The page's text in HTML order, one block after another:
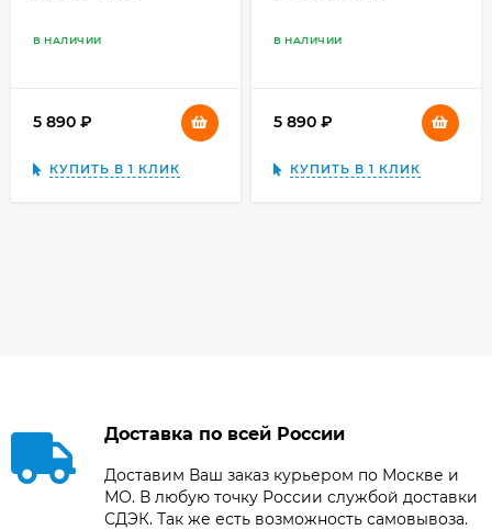
В НАЛИЧИИ
5 890
КУПИТЬ В 1 КЛИК
В НАЛИЧИИ
5 890
КУПИТЬ В 1 КЛИК
Доставка по всей России
Доставим Ваш заказ курьером по Москве и
МО. В любую точку России службой доставки
СДЭК. Так же есть возможность самовывоза.